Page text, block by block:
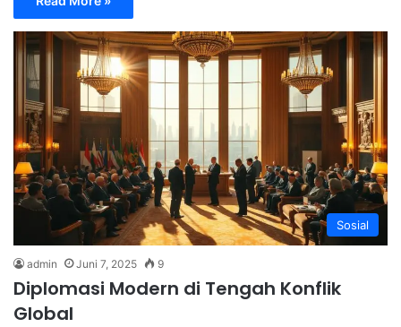
Sosial
admin Juni 7, 2025 9
Diplomasi Modern di Tengah Konflik
Global